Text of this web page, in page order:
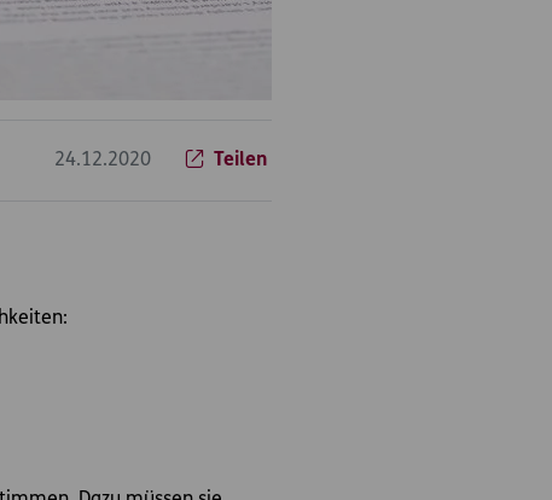
24.12.2020 Teilen